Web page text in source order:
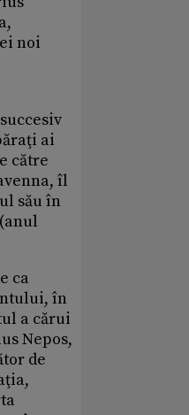
noi
ai
către
îl
său în
ca
în
a cărui
Nepos,
de